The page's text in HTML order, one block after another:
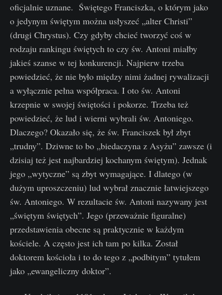
oficjalnie uznane. Świętego Franciszka, o którym jako
o jedynym świętym można usłyszeć „alter Christi”
(drugi Chrystus). Czy gdyby chcieć tworzyć coś w
rodzaju rankingu świętych to czy św. Antoni miałby
jakieś szanse w tej konkurencji. Najpierw trzeba
powiedzieć, że nie było między nimi żadnej rywalizacji
a wyłącznie pełna współpraca. I oto św. Antoni
krzepnie w swojej świętości i pokorze. Trzeba też
powiedzieć, że lud i wierni wybrali św. Antoniego.
Dlaczego? Okazało się, że św. Franciszek był zbyt
„trudny”. Dziwne to bo „biedaczyna z Asyżu” zawsze (i
dzisiaj też jest najbardziej kochanym świętym). Jednak
jego „wytyczne” są zbyt wymagające. I dlatego (w
dużym uproszczeniu) lud wybrał znacznie łatwiejszego
św. Antoniego. W rezultacie św. Antoni nazywany jest
„świętym świętych”. Jego (przeważnie figuralne)
przedstawienia obecne są praktycznie w każdym
kościele. A często jest ich tam po kilka. Został
doktorem kościoła i to do tego z „podbitym” tytułem
jako „ewangeliczny doktor”.